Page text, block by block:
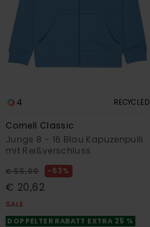
4 RECYCLED
Cornell Classic
Jungs 8 - 16 Blau Kapuzenpulli
mit Reißverschluss
€ 55,00 63%
€ 20,62
SALE
DOPPELTER RABATT EXTRA 25 %